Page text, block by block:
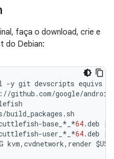
faça o download, crie e
do Debian:
-y git devscripts equivs
: //github .com/google/android
/build_packages . sh
-base_ * *64.deb
||
-user_ * *64.deb
||
kvm, cvdnetwork, render $